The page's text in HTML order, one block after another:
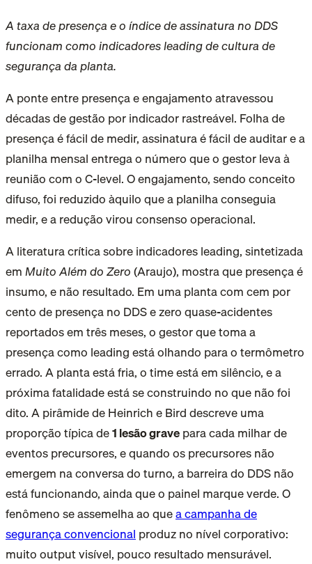
A taxa de presença e o índice de assinatura no DDS
funcionam como indicadores leading de cultura de
segurança da planta.
A ponte entre presença e engajamento atravessou
décadas de gestão por indicador rastreável. Folha de
presença é fácil de medir, assinatura é fácil de auditar e a
planilha mensal entrega o número que o gestor leva à
reunião com o C-level. O engajamento, sendo conceito
difuso, foi reduzido àquilo que a planilha conseguia
medir, e a redução virou consenso operacional.
A literatura crítica sobre indicadores leading, sintetizada
emMuito Além do Zero(Araujo), mostra que presença é
insumo, e não resultado. Em uma planta com cem por
cento de presença no DDS e zero quase-acidentes
reportados em três meses, o gestor que toma a
presença como leading está olhando para o termômetro
errado. A planta está fria, o time está em silêncio, e a
próxima fatalidade está se construindo no que não foi
dito. A pirâmide de Heinrich e Bird descreve uma
proporção típica de1 lesão gravepara cada milhar de
eventos precursores, e quando os precursores não
emergem na conversa do turno, a barreira do DDS não
está funcionando, ainda que o painel marque verde. O
fenômeno se assemelha ao quea campanha de
segurança convencional produz no nível corporativo:
muito output visível, pouco resultado mensurável.